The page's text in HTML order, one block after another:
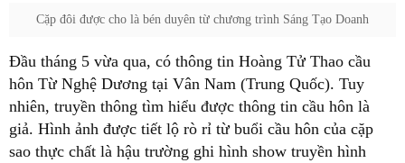
Cặp đôi được cho là bén duyên từ chương trình Sáng Tạo Doanh
Đầu tháng 5 vừa qua, có thông tin Hoàng Tử Thao cầu
hôn Từ Nghệ Dương tại Vân Nam (Trung Quốc). Tuy
nhiên, truyền thông tìm hiểu được thông tin cầu hôn là
giả. Hình ảnh được tiết lộ rò rỉ từ buổi cầu hôn của cặp
sao thực chất là hậu trường ghi hình show truyền hình